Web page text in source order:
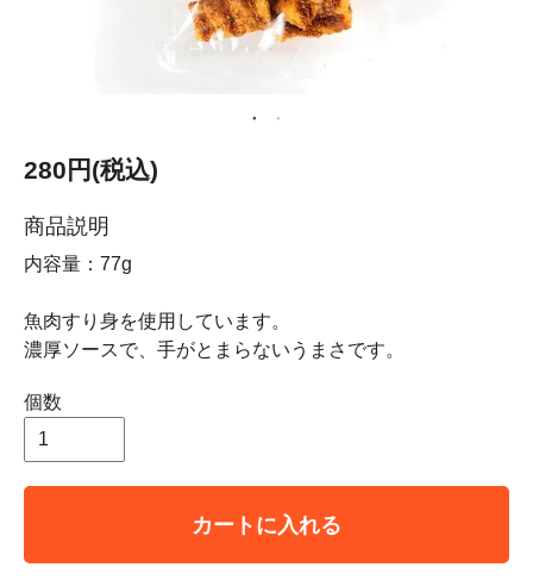
280円(税込)
商品説明
内容量：77g
魚肉すり身を使用しています。
濃厚ソースで、手がとまらないうまさです。
個数
カートに入れる